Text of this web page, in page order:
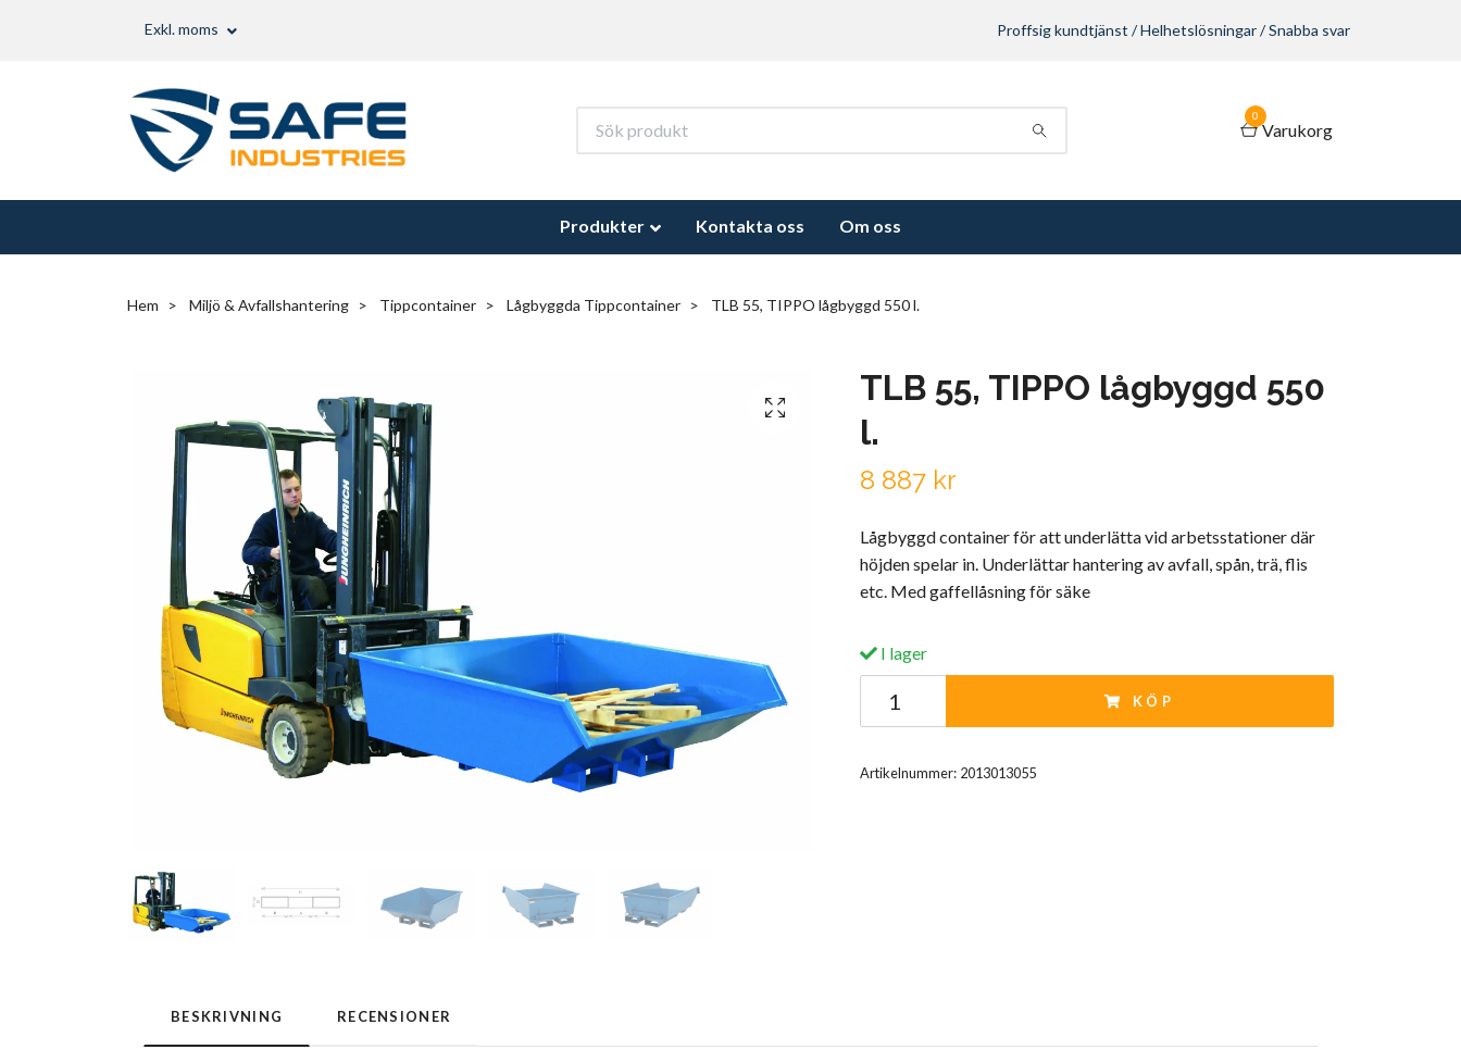
Exkl. moms Proffsig kundtjänst / Helhetslösningar / Snabba svar
0
Varukorg
Produkter Kontakta oss Om oss
Hem Miljö & Avfallshantering Tippcontainer Lågbyggda Tippcontainer TLB 55, TIPPO lågbyggd 550 l.
TLB 55, TIPPO lågbyggd 550
l.
8 887 kr
Lågbyggd container för att underlätta vid arbetsstationer där
höjden spelar in. Underlättar hantering av avfall, spån, trä, flis
etc. Med gaffellåsning för säke
I lager
KÖP
Artikelnummer: 2013013055
BESKRIVNING RECENSIONER